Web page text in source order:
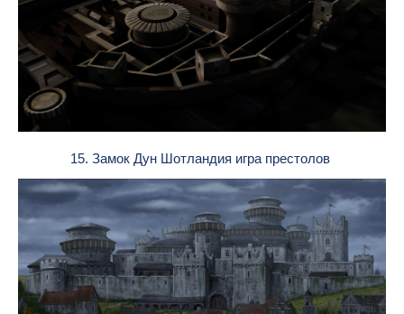
15. Замок Дун Шотландия игра престолов